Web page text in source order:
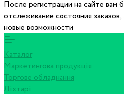
После регистрации на сайте вам
отслеживание состояния
новые возможности
Каталог
Маркетингова продукція
Торгове обладнання
Ліхтарі